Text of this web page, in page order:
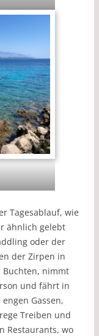
Tagesablauf, wie
ähnlich gelebt
oder der
der Zirpen in
Buchten, nimmt
und fährt in
Gassen,
Treiben und
Restaurants, wo